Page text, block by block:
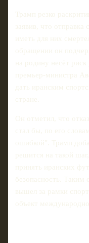
Трамп резко
заявив, что
иметь для них
обращении он
на родину несёт
премьер-министра
дать иранским
стране.
Он отметил, что
стал бы, по его
ошибкой". Трамп
решится на такой
принять иранских
безопасность. Таким
вышел за рамки
объект